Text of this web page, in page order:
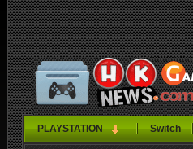
PLAYSTATION Switch